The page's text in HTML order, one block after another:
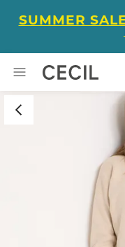
SUMMER